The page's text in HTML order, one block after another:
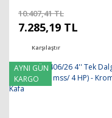
10.407,41 TL
7.285,19 TL
Karşılaştır
AYNI GÜN
KARGO